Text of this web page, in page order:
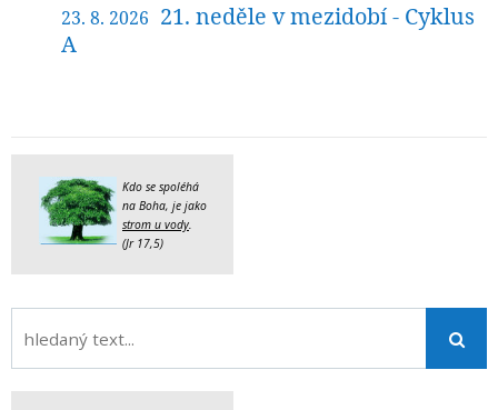
23. 8. 2026 21. neděle v mezidobí - Cyklus
A
Kdo se spoléhá
na Boha, je jako
strom u vody.
(Jr 17,5)